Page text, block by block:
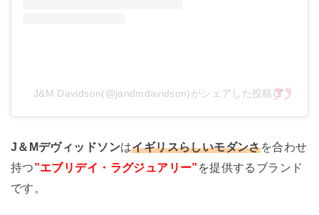
J&M Davidson(@jandmdavidson)がシェアした投稿
J＆Mデヴィッドソンはイギリスらしいモダンさを合わせ
持つ”エブリデイ・ラグジュアリー” を提供するブランド
です。